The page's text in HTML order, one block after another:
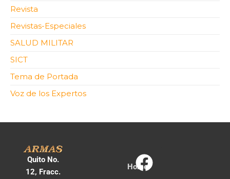
Revista
Revistas-Especiales
SALUD MILITAR
SICT
Tema de Portada
Voz de los Expertos
Quito No.
12, Fracc.
Home